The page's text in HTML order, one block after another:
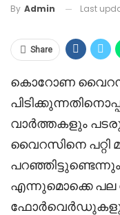
By Admin Last
Share
കൊറോണ
വാർത്തകളും
വൈറസിനെ പറ്റി
എന്നുമൊക്കെ പല
ഫോർവെർഡുകളും